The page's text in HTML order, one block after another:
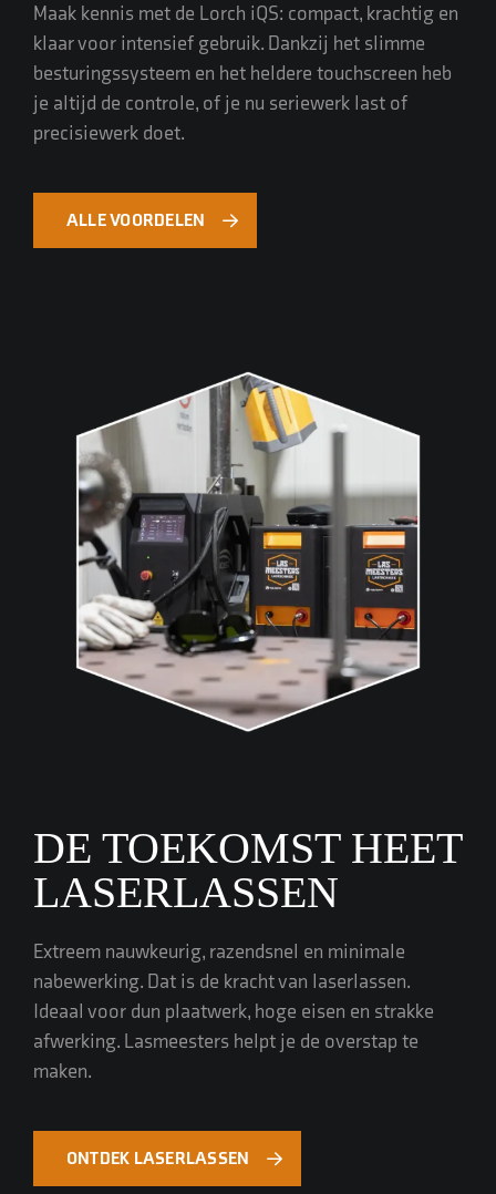
Maak kennis met de Lorch iQS: compact, krachtig en
klaar voor intensief gebruik. Dankzij het slimme
besturingssysteem en het heldere touchscreen heb
je altijd de controle, of je nu seriewerk last of
precisiewerk doet.
ALLE VOORDELEN
DE TOEKOMST HEET
LASERLASSEN
Extreem nauwkeurig, razendsnel en minimale
nabewerking. Dat is de kracht van laserlassen.
Ideaal voor dun plaatwerk, hoge eisen en strakke
afwerking. Lasmeesters helpt je de overstap te
maken.
ONTDEK LASERLASSEN